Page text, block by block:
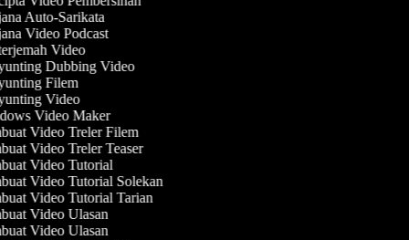
Auto-Sarikata
Video Podcast
Video
Dubbing Video
Filem
Video
Video Maker
Video Treler Filem
Video Treler Teaser
Video Tutorial
Video Tutorial Solekan
Video Tutorial Tarian
Video Ulasan
Video Ulasan